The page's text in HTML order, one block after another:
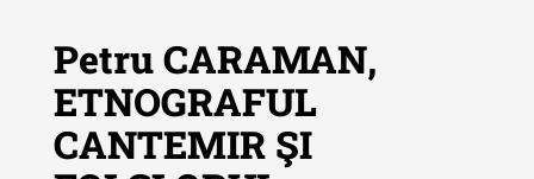
Revista "Cercetări istorice"
Petru CARAMAN,
ETNOGRAFUL
CANTEMIR ŞI